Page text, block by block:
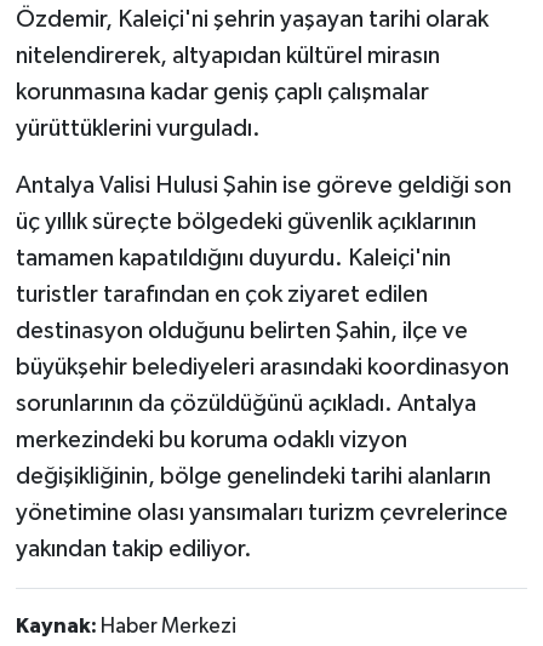
Özdemir, Kaleiçi'ni şehrin yaşayan tarihi olarak
nitelendirerek, altyapıdan kültürel mirasın
korunmasına kadar geniş çaplı çalışmalar
yürüttüklerini vurguladı.
Antalya Valisi Hulusi Şahin ise göreve geldiği son
üç yıllık süreçte bölgedeki güvenlik açıklarının
tamamen kapatıldığını duyurdu. Kaleiçi'nin
turistler tarafından en çok ziyaret edilen
destinasyon olduğunu belirten Şahin, ilçe ve
büyükşehir belediyeleri arasındaki koordinasyon
sorunlarının da çözüldüğünü açıkladı. Antalya
merkezindeki bu koruma odaklı vizyon
değişikliğinin, bölge genelindeki tarihi alanların
yönetimine olası yansımaları turizm çevrelerince
yakından takip ediliyor.
Kaynak: Haber Merkezi